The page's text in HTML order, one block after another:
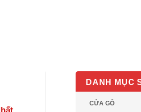
DANH MỤC
CỬA GỖ